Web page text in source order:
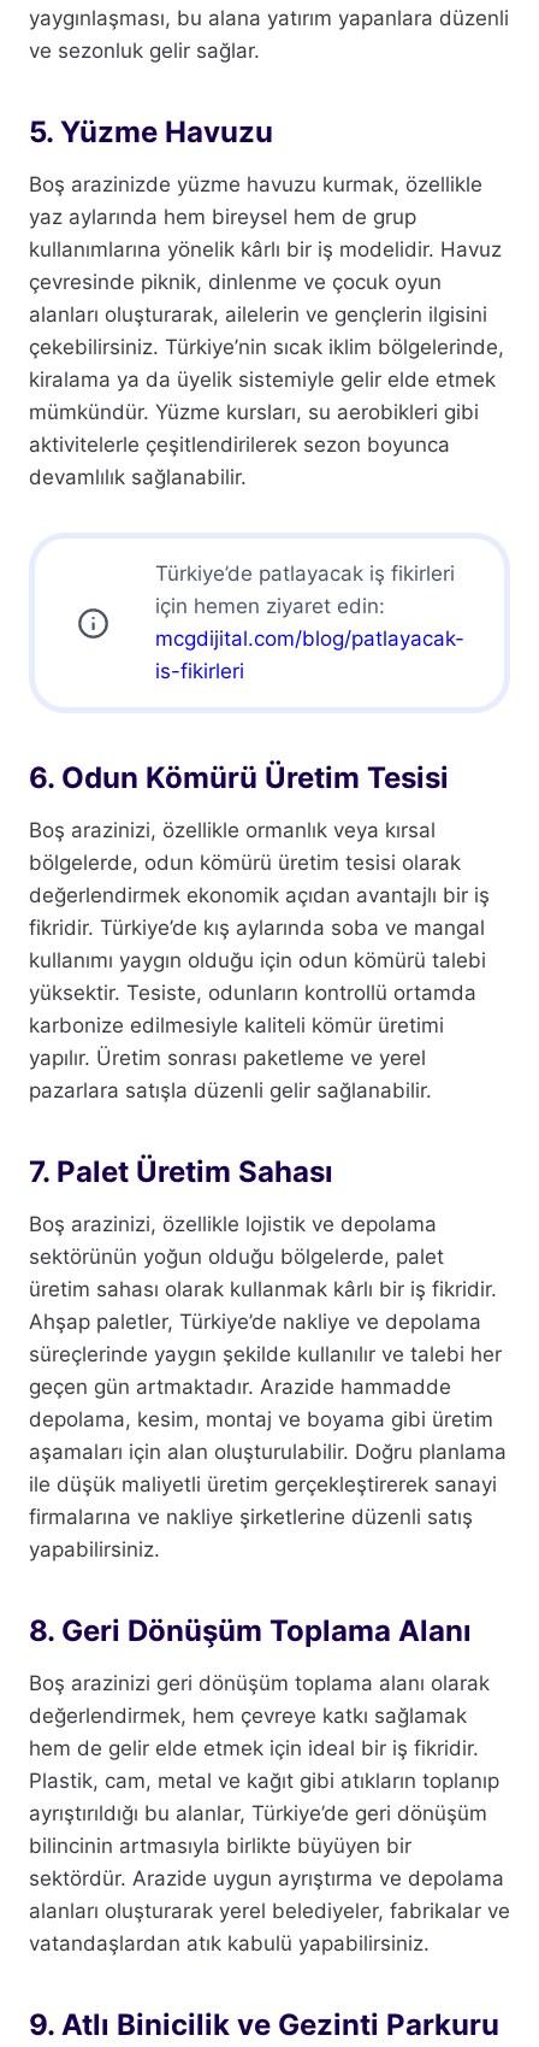
yaygınlaşması, bu alana yatırım yapanlara düzenli
ve sezonluk gelir sağlar.
5. Yüzme Havuzu
Boş arazinizde yüzme havuzu kurmak, özellikle
yaz aylarında hem bireysel hem de grup
kullanımlarına yönelik kârlı bir iş modelidir. Havuz
çevresinde piknik, dinlenme ve çocuk oyun
alanları oluşturarak, ailelerin ve gençlerin ilgisini
çekebilirsiniz. Türkiye’nin sıcak iklim bölgelerinde,
kiralama ya da üyelik sistemiyle gelir elde etmek
mümkündür. Yüzme kursları, su aerobikleri gibi
aktivitelerle çeşitlendirilerek sezon boyunca
devamlılık sağlanabilir.
Türkiye’de patlayacak iş fikirleri
için hemen ziyaret edin:
mcgdijital.com/blog/patlayacak-
is-fikirleri
6. Odun Kömürü Üretim Tesisi
Boş arazinizi, özellikle ormanlık veya kırsal
bölgelerde, odun kömürü üretim tesisi olarak
değerlendirmek ekonomik açıdan avantajlı bir iş
fikridir. Türkiye’de kış aylarında soba ve mangal
kullanımı yaygın olduğu için odun kömürü talebi
yüksektir. Tesiste, odunların kontrollü ortamda
karbonize edilmesiyle kaliteli kömür üretimi
yapılır. Üretim sonrası paketleme ve yerel
pazarlara satışla düzenli gelir sağlanabilir.
7. Palet Üretim Sahası
Boş arazinizi, özellikle lojistik ve depolama
sektörünün yoğun olduğu bölgelerde, palet
üretim sahası olarak kullanmak kârlı bir iş fikridir.
Ahşap paletler, Türkiye’de nakliye ve depolama
süreçlerinde yaygın şekilde kullanılır ve talebi her
geçen gün artmaktadır. Arazide hammadde
depolama, kesim, montaj ve boyama gibi üretim
aşamaları için alan oluşturulabilir. Doğru planlama
ile düşük maliyetli üretim gerçekleştirerek sanayi
firmalarına ve nakliye şirketlerine düzenli satış
yapabilirsiniz.
8. Geri Dönüşüm Toplama Alanı
Boş arazinizi geri dönüşüm toplama alanı olarak
değerlendirmek, hem çevreye katkı sağlamak
hem de gelir elde etmek için ideal bir iş fikridir.
Plastik, cam, metal ve kağıt gibi atıkların toplanıp
ayrıştırıldığı bu alanlar, Türkiye’de geri dönüşüm
bilincinin artmasıyla birlikte büyüyen bir
sektördür. Arazide uygun ayrıştırma ve depolama
alanları oluşturarak yerel belediyeler, fabrikalar ve
vatandaşlardan atık kabulü yapabilirsiniz.
9. Atlı Binicilik ve Gezinti Parkuru